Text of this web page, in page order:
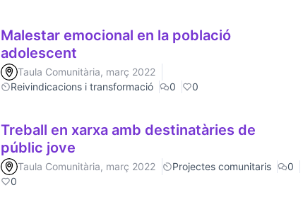
Malestar emocional en la població
adolescent
Taula Comunitària, març 2022
Reivindicacions i transformació
0 0
Treball en xarxa amb destinatàries de
públic jove
Taula Comunitària, març 2022 Projectes comunitaris
0
0